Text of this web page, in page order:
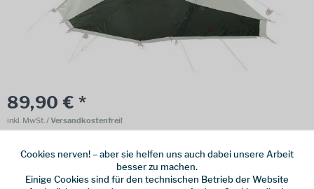
89,90 € *
inkl. MwSt./ Versandkostenfrei!
vorrätig | Lieferzeit 1-3 Werktage
Cookies nerven! – aber sie helfen uns auch dabei unsere Arbeit
besser zu machen.
Einige Cookies sind für den technischen Betrieb der Website